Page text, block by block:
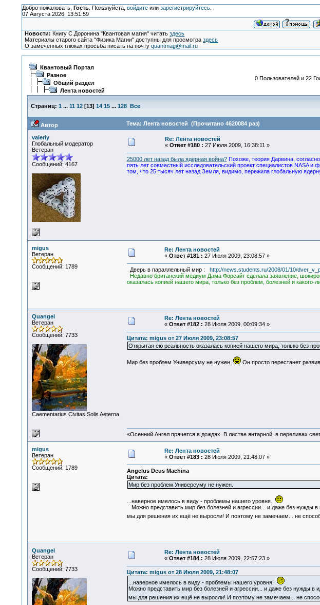
Добро пожаловать, Гость. Пожалуйста, войдитеили зарегистрируйтесь.
07 Августа 2026, 13:51:59
Новости: Книгу С.Доронина "Квантовая магия" читатьздесь
Материалы старого сайта "Физика Магии" доступны для просмотраздесь
О замеченных глюках просьба писать на почтуquantmag@mail.ru
Квантовый Портал
Разное
Общий раздел
Лента новостей
0 Пользователей и 22
Страниц: 1 ... 11 12[13] 14 15 ... 128 Все
Автор Тема: Лента новостей (Прочитано 4620084 раз)
valeriy
Глобальный модератор
Ветеран
Сообщений: 4167
Re: Лента новостей
« Ответ #180 : 27 Июля 2009, 16:38:11 »
25000 лет назад была ядерная война? Похоже, теория Дарвина,
пять лет совместный исследовательский проект специалистов NASA
том, что 25 тысяч лет назад Земля, видимо, пережила глобальную
migus
Ветеран
Сообщений: 1789
Re: Лента новостей
« Ответ #181 : 27 Июля 2009, 23:08:57 »
Дверь в параллельный мир :
http://news.students.ru/2008/01/10/
Недавно британский медиум Дама Форсайт сделала заявление,
оказалась копией нашего мира, только без проблем, болезней и какого-
Quangel
Ветеран
Сообщений: 7733
Сaementarius Civitas Solis Aeterna
Re: Лента новостей
« Ответ #182 : 28 Июля 2009, 00:09:34 »
Цитата: migus от 27 Июля 2009, 23:08:57
Открытая ею реальность оказалась копией нашего мира, только без
Мир без проблем Универсуму не нужен. Он просто перестанет
«Осенний Ангел прячется в дождях. В листве янтарной, в переливах
migus
Ветеран
Сообщений: 1789
Re: Лента новостей
« Ответ #183 : 28 Июля 2009, 21:48:07 »
Angelus Deus Machina
Цитата:
Мир без проблем Универсуму не нужен.
...наверное имелось в виду - проблемы нашего уровня.
Можно представить мир без болезней и агрессии... и даже без нужды
мы для решения их ещё не выросли! И поэтому не замечаем... не
Quangel
Ветеран
Сообщений: 7733
Re: Лента новостей
« Ответ #184 : 28 Июля 2009, 22:57:23 »
Цитата: migus от 28 Июля 2009, 21:48:07
...наверное имелось в виду - проблемы нашего уровня.
Можно представить мир без болезней и агрессии... и даже без нужды в
мы для решения их ещё не выросли! И поэтому не замечаем... не